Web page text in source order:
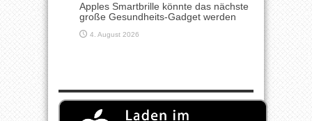
Apples Smartbrille könnte das nächste
große Gesundheits-Gadget werden
4. August 2026